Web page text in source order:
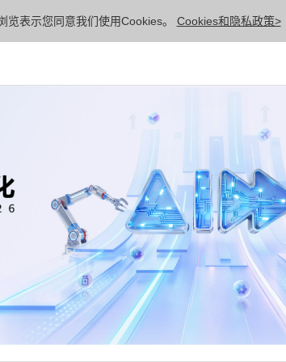
览表示您同意我们使用Cookies。 Cookies和隐私政策>